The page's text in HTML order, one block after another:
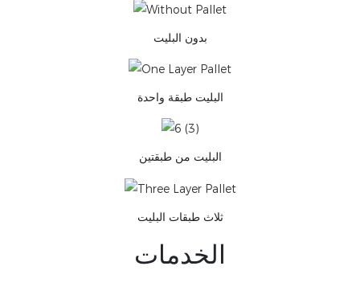
بدون البليت
البليت طبقة واحدة
البليت من طبقتين
ثلاث طبقات البليت
الخدمات